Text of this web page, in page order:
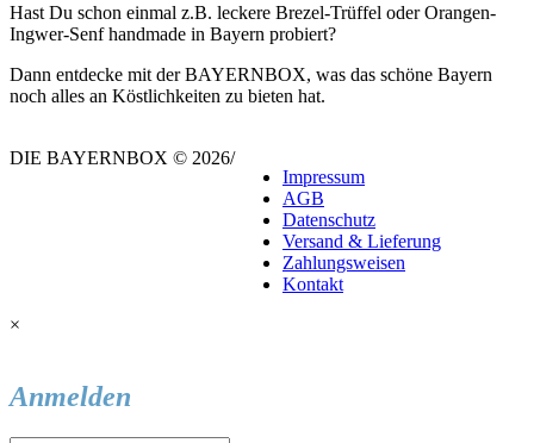
Hast Du schon einmal z.B. leckere Brezel-Trüffel oder Orangen-
Ingwer-Senf handmade in Bayern probiert?
Dann entdecke mit der BAYERNBOX, was das schöne Bayern
noch alles an Köstlichkeiten zu bieten hat.
DIE BAYERNBOX © 2026/
Impressum
AGB
Datenschutz
Versand & Lieferung
Zahlungsweisen
Kontakt
×
Anmelden